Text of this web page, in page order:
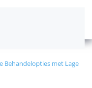
Behandelopties met Lage